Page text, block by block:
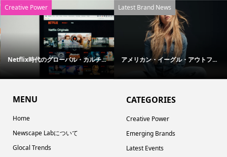
Creative Power
Netflix時代のグローバル・カルチ...
Latest Brand News
アメリカン・イーグル・アウトフ...
MENU
Home
Newscape Labについて
Glocal Trends
CATEGORIES
Creative Power
Emerging Brands
Latest Events